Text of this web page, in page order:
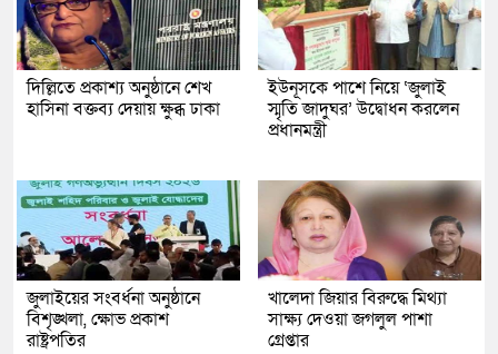
দিল্লিতে প্রকাশ্য অনুষ্ঠানে শেখ
হাসিনা বক্তব্য দেয়ায় ক্ষুব্ধ ঢাকা
ইউনূসকে পাশে নিয়ে ‘জুলাই
স্মৃতি জাদুঘর’ উদ্বোধন করলেন
প্রধানমন্ত্রী
জুলাইয়ের সংবর্ধনা অনুষ্ঠানে
বিশৃঙ্খলা, ক্ষোভ প্রকাশ
রাষ্ট্রপতির
খালেদা জিয়ার বিরুদ্ধে মিথ্যা
সাক্ষ্য দেওয়া জগলুল পাশা
গ্রেপ্তার